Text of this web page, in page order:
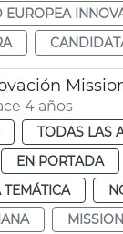
EUROPEA
4 años
TODAS LAS
EN PORTADA